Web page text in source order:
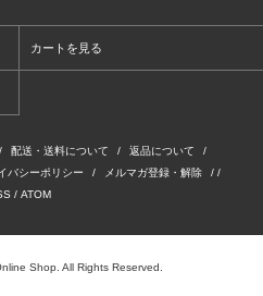
カートを見る
/ 配送・送料について / 返品について
/
バシーポリシー / メルマガ登録・解除
/ /
/ ATOM
Shop. All Rights Reserved.